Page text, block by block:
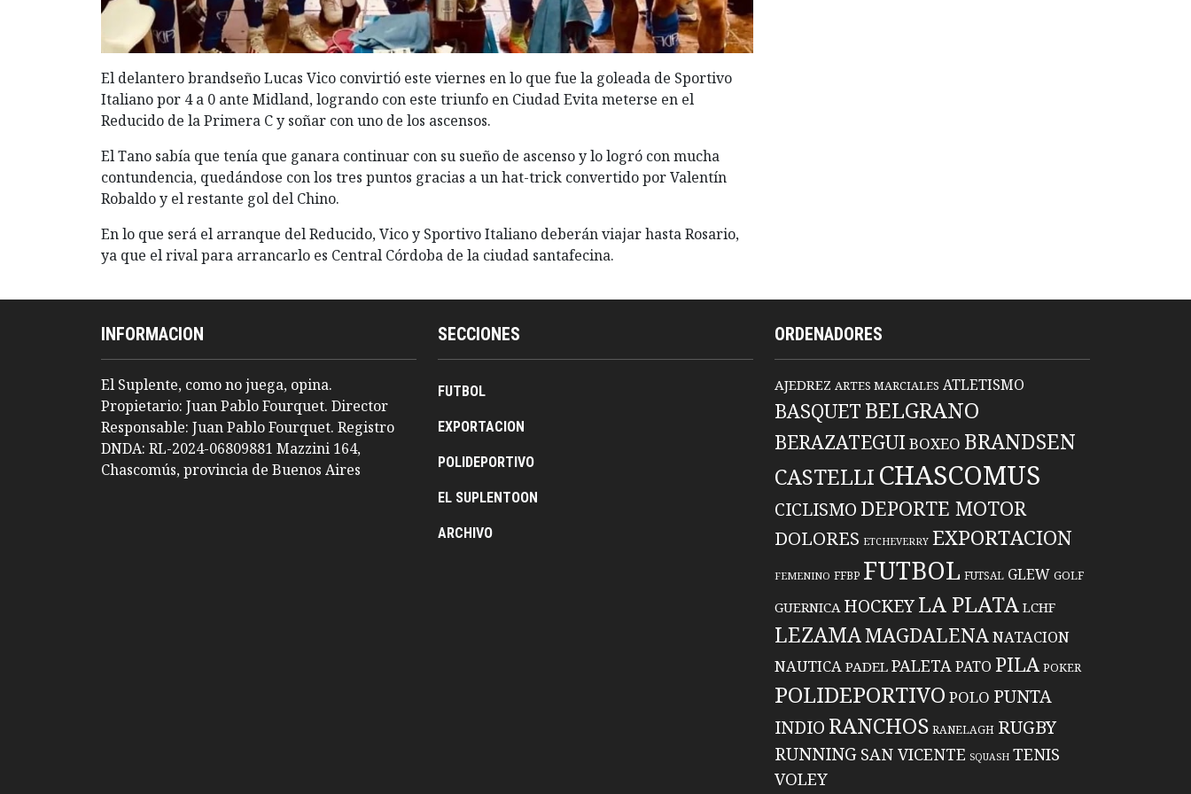
El delantero brandseño Lucas Vico convirtió este viernes en lo que fue la goleada de Sportivo
Italiano por 4 a 0 ante Midland, logrando con este triunfo en Ciudad Evita meterse en el
Reducido de la Primera C y soñar con uno de los ascensos.
El Tano sabía que tenía que ganara continuar con su sueño de ascenso y lo logró con mucha
contundencia, quedándose con los tres puntos gracias a un hat-trick convertido por Valentín
Robaldo y el restante gol del Chino.
En lo que será el arranque del Reducido, Vico y Sportivo Italiano deberán viajar hasta Rosario,
ya que el rival para arrancarlo es Central Córdoba de la ciudad santafecina.
INFORMACION
El Suplente, como no juega, opina.
Propietario: Juan Pablo Fourquet. Director
Responsable: Juan Pablo Fourquet. Registro
DNDA: RL-2024-06809881 Mazzini 164,
Chascomús, provincia de Buenos Aires
SECCIONES
FUTBOL
EXPORTACION
POLIDEPORTIVO
EL SUPLENTOON
ARCHIVO
ORDENADORES
AJEDREZ ARTES MARCIALES ATLETISMO
BASQUET BELGRANO
BERAZATEGUIBOXEO BRANDSEN
CASTELLI CHASCOMUS
CICLISMO DEPORTE MOTOR
DOLORES ETCHEVERRY EXPORTACION
FEMENINO FFBP FUTBOL FUTSAL GLEW GOLF
GUERNICA HOCKEYLA PLATA LCHF
LEZAMAMAGDALENANATACION
NAUTICA PADEL PALETAPATO PILA POKER
POLIDEPORTIVO POLO PUNTA
INDIO RANCHOS RANELAGH RUGBY
RUNNING SAN VICENTE SQUASH TENIS
VOLEY